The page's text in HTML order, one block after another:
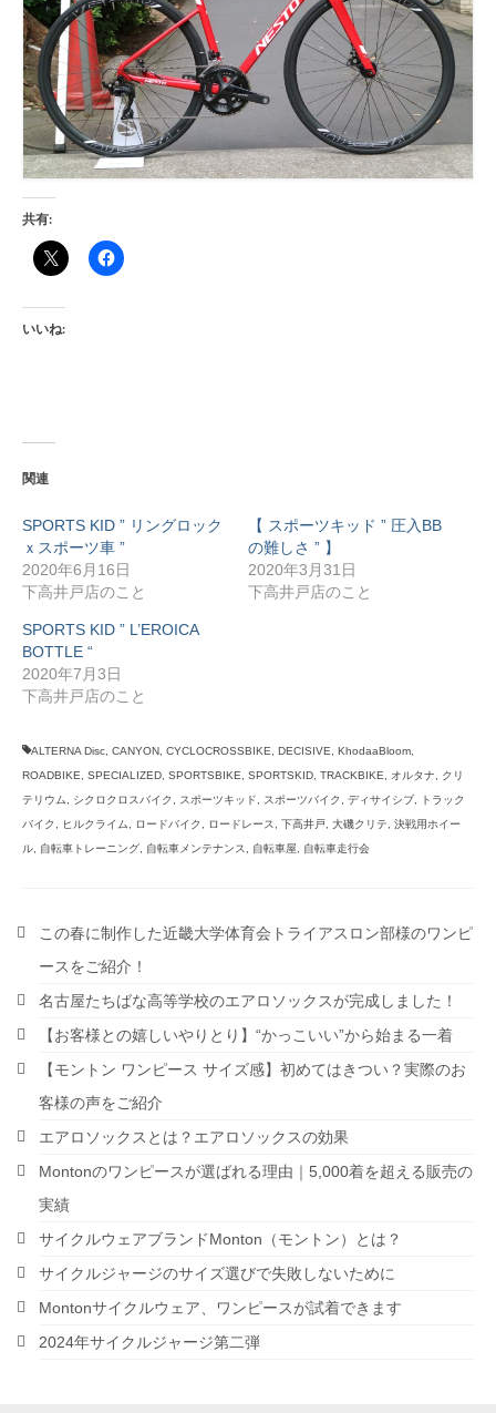
共有:
いいね:
関連
SPORTS KID ” リングロック
ｘスポーツ車 ”
2020年6月16日
下高井戸店のこと
【 スポーツキッド ” 圧入BB
の難しさ ” 】
2020年3月31日
下高井戸店のこと
SPORTS KID ” L’EROICA
BOTTLE “
2020年7月3日
下高井戸店のこと
ALTERNA Disc CANYON CYCLOCROSSBIKE DECISIVE KhodaaBloom
ROADBIKE
SPECIALIZED SPORTSBIKE SPORTSKID TRACKBIKE オルタナ
クリ
テリウム
シクロクロスバイク スポーツキッド スポーツバイク ディサイシブ
トラック
バイク
ヒルクライム ロードバイク ロードレース 下高井戸 大磯クリテ
決戦用ホイー
ル
自転車トレーニング 自転車メンテナンス 自転車屋 自転車走行会
この春に制作した近畿大学体育会トライアスロン部様のワンピ
ースをご紹介！
名古屋たちばな高等学校のエアロソックスが完成しました！
【お客様との嬉しいやりとり】“かっこいい”から始まる一着
【モントン ワンピース サイズ感】初めてはきつい？実際のお
客様の声をご紹介
エアロソックスとは？エアロソックスの効果
Montonのワンピースが選ばれる理由｜5,000着を超える販売の
実績
サイクルウェアブランドMonton（モントン）とは？
サイクルジャージのサイズ選びで失敗しないために
Montonサイクルウェア、ワンピースが試着できます
2024年サイクルジャージ第二弾